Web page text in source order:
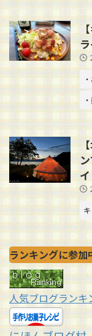
ランキングに参
人気ブログランキ